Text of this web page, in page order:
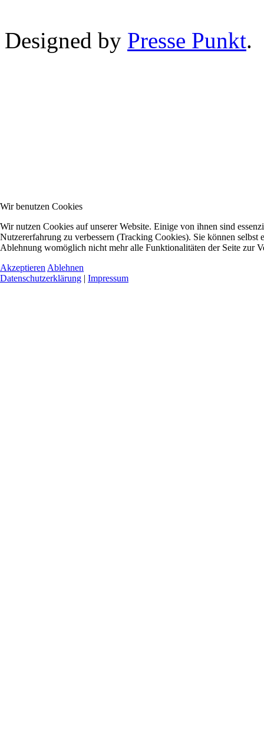
Designed by Presse Punkt.
Wir benutzen Cookies
Wir nutzen Cookies auf unserer Website. Einige von ihnen sind
Nutzererfahrung zu verbessern (Tracking Cookies). Sie können selbst
Ablehnung womöglich nicht mehr alle Funktionalitäten der Seite zur
Akzeptieren Ablehnen
Datenschutzerklärung | Impressum